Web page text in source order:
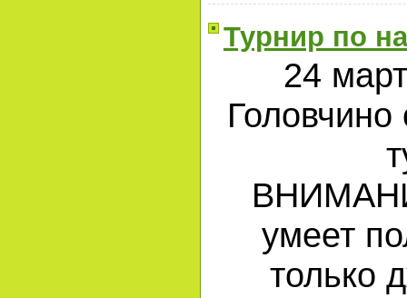
Турнир по
24
Головчино
умеет
только